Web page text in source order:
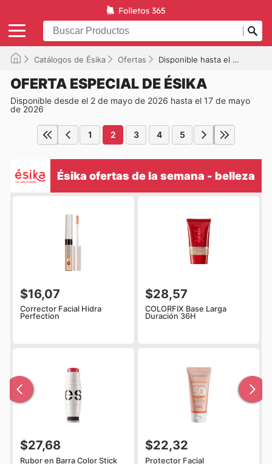
Catálogos de Ésika Ofertas Disponible hasta el 17/05/2026
OFERTA ESPECIAL DE ÉSIKA
Disponible desde el 2 de mayo de 2026 hasta el 17 de mayo
de 2026
1 2 3 4 5
Ésika ofertas de la semana - belleza
$16,07
Corrector Facial Hidra
Perfection
$28,57
COLORFIX Base Larga
Duración 36H
$27,68
Rubor en Barra Color Stick
$22,32
Protector Facial